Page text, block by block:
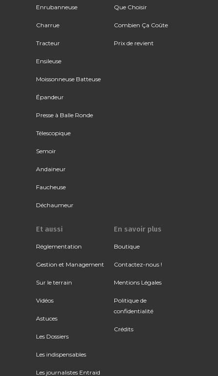
Enrubanneuse
Charrue
Tracteur
Ensileuse
Moissonneuse Batteuse
Épandeur
Presse à Balle Ronde
Télescopique
Semoir
Andaineur
Faucheuse
Déchaumeur
Que Choisir
Combien Ça Coûte
Prix de revient
Et aussi
Réglementation
Gestion et Management
Sur le terrain
Vidéos
Astuces
Les Dossiers
Les indispensables
Les journalistes Entraid
En savoir plus
Boutique
Contactez-nous !
Mentions Légales
Politique de
confidentialité
Crédits